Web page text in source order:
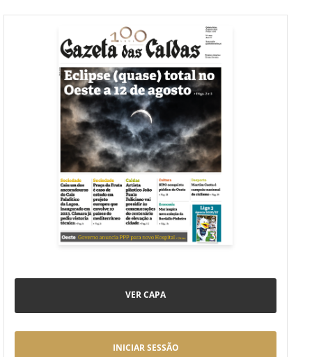
VER CAPA
INICIAR SESSÃO